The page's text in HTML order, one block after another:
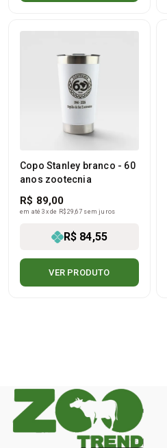
Copo Stanley branco - 60
anos zootecnia
R$ 89,00
R$ 84,55
em até 3x de R$ 29,67 sem juros
VER PRODUTO